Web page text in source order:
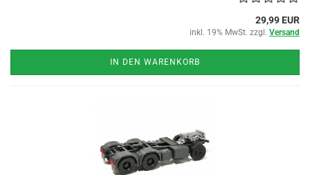
29,99 EUR
inkl. 19% MwSt. zzgl. Versand
IN DEN WARENKORB